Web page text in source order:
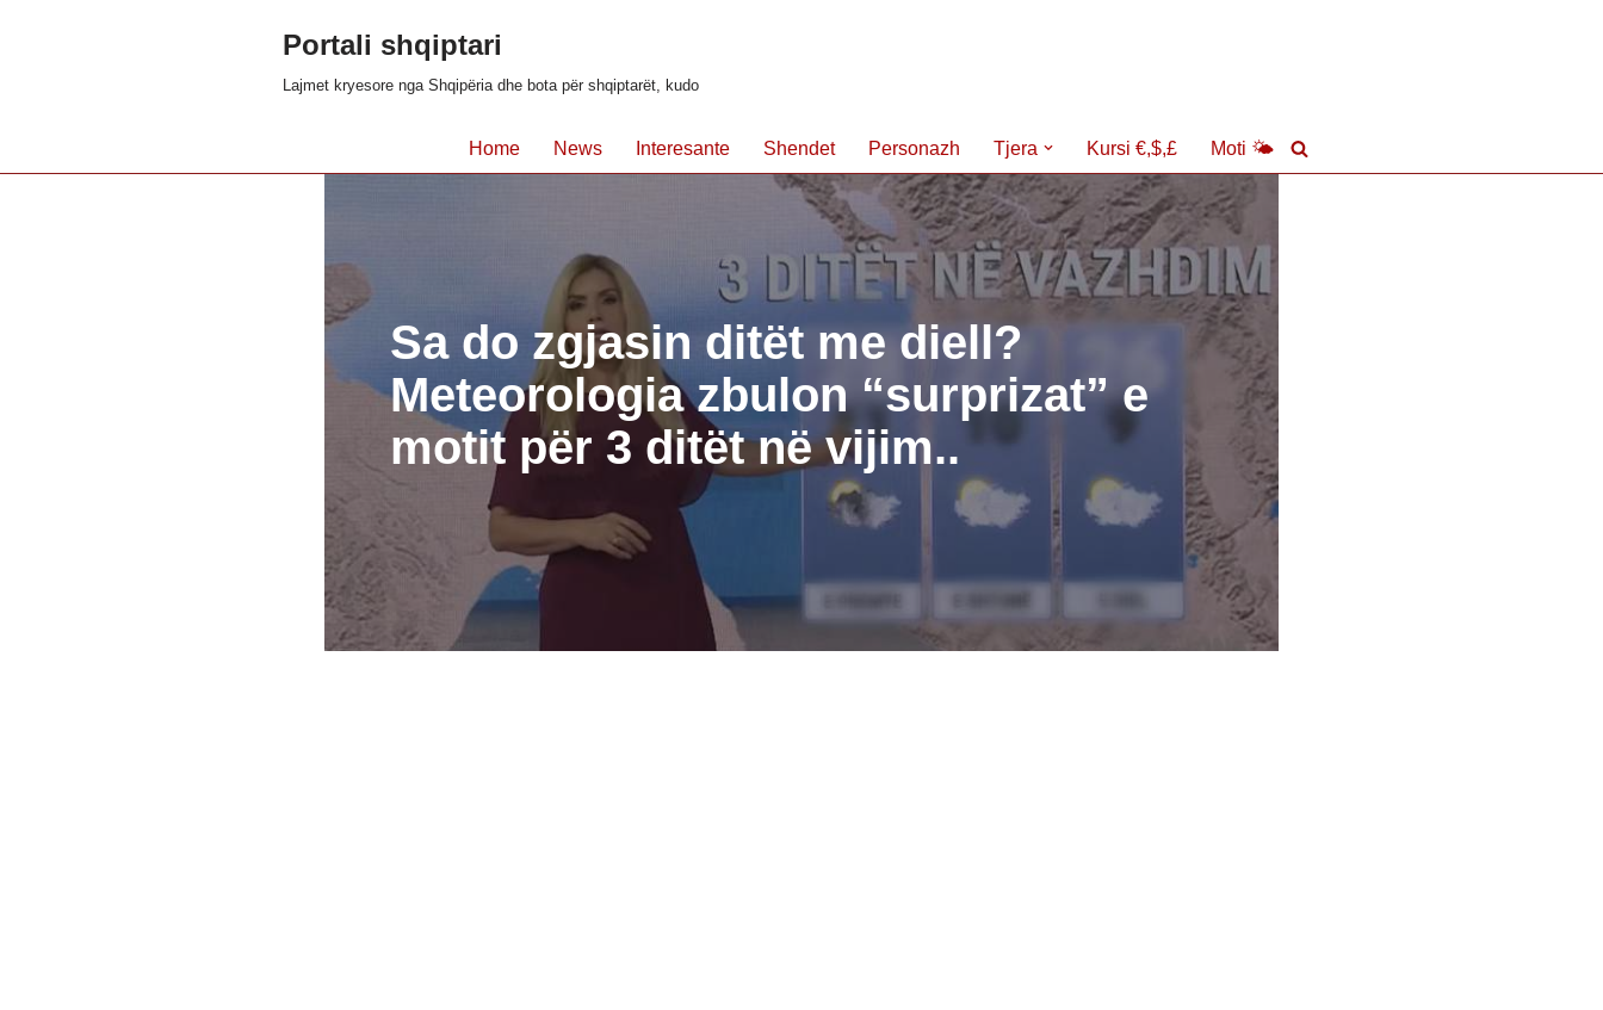
Portali shqiptari
Lajmet kryesore nga Shqipëria dhe bota për shqiptarët, kudo
Home News Interesante Shendet Personazh Tjera Kursi €,$,£ Moti 🌤
Sa do zgjasin ditët me diell?
Meteorologia zbulon “surprizat” e
motit për 3 ditët në vijim..